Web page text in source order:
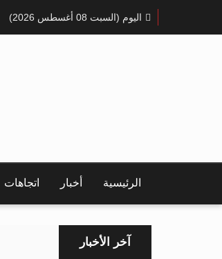
اليوم (السبت 08 أغسطس 2026)
الرئيسية أخبار اتجاهات
آخر الأخبار